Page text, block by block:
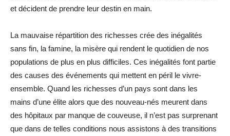
et décident de prendre leur destin en main.
La mauvaise répartition des richesses crée des inégalités
sans fin, la famine, la misère qui rendent le quotidien de nos
populations de plus en plus difficiles. Ces inégalités font partie
des causes des événements qui mettent en péril le vivre-
ensemble. Quand les richesses d’un pays sont dans les
mains d’une élite alors que des nouveau-nés meurent dans
des hôpitaux par manque de couveuse, il n’est pas surprenant
que dans de telles conditions nous assistons à des transitions